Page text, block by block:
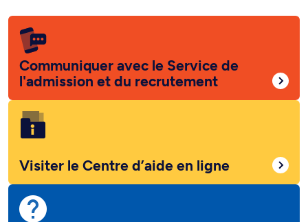
Communiquer avec le Service de
l'admission et du recrutement
Visiter le Centre d’aide en ligne